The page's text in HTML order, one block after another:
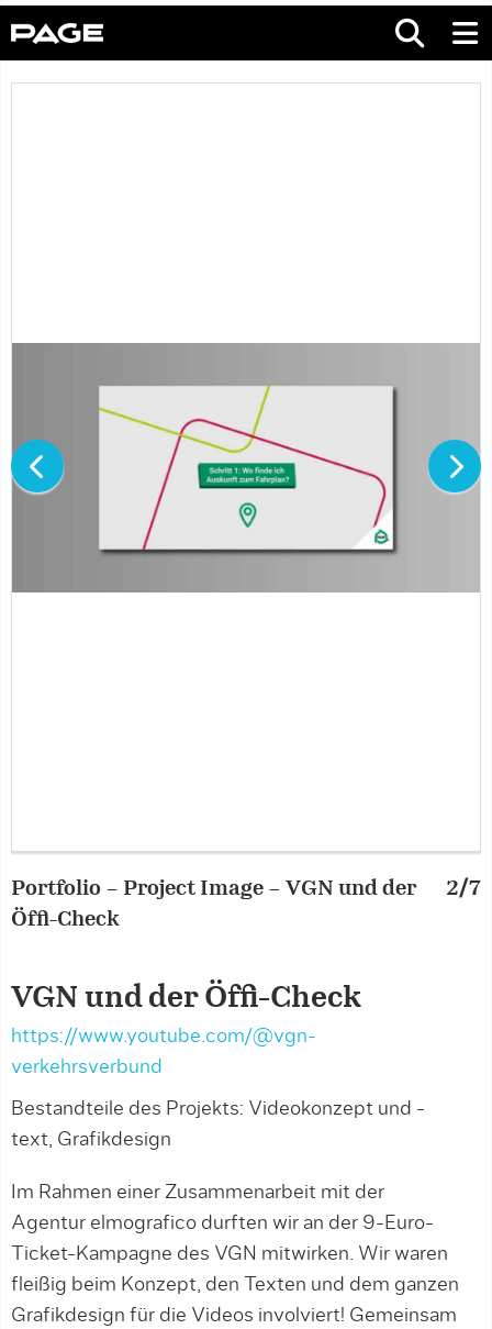
Portfolio – Project Image – VGN und der
Öffi-Check
2/7
VGN und der Öffi-Check
https://www.youtube.com/@vgn-
verkehrsverbund
Bestandteile des Projekts: Videokonzept und -
text, Grafikdesign
Im Rahmen einer Zusammenarbeit mit der
Agentur elmografico durften wir an der 9-Euro-
Ticket-Kampagne des VGN mitwirken. Wir waren
fleißig beim Konzept, den Texten und dem ganzen
Grafikdesign für die Videos involviert! Gemeinsam